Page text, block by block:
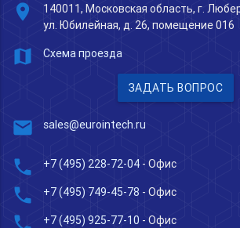
place
140011, Московская область, г.
ул. Юбилейная, д. 26, помещение 016
map Схема проезда
ЗАДАТЬ ВОПРОС
mail sales@eurointech.ru
phone +7 (495) 228-72-04 - Офис
phone +7 (495) 749-45-78 - Офис
phone +7 (495) 925-77-10 - Офис